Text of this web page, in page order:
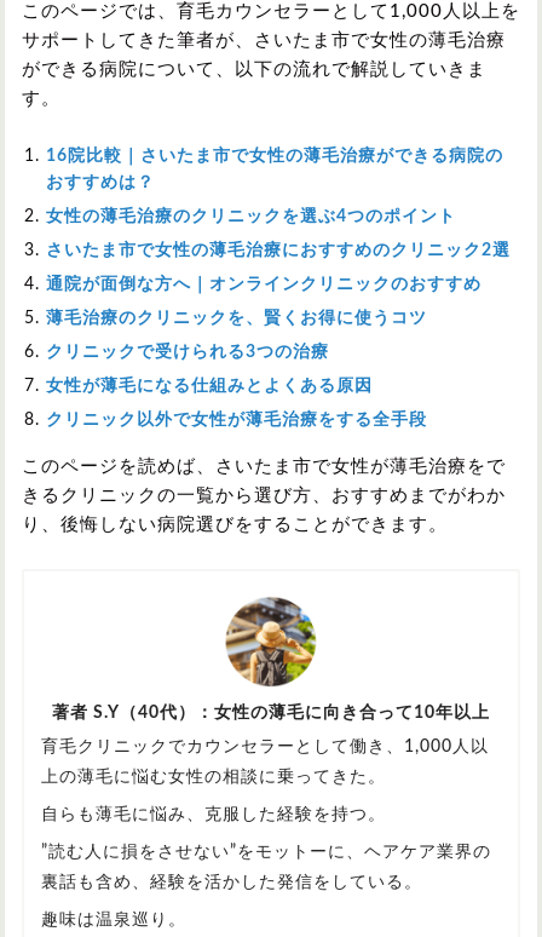
このページでは、育毛カウンセラーとして1,000人以上を
サポートしてきた筆者が、さいたま市で女性の薄毛治療
ができる病院について、以下の流れで解説していきま
す。
16院比較｜さいたま市で女性の薄毛治療ができる病院の
おすすめは？
女性の薄毛治療のクリニックを選ぶ4つのポイント
さいたま市で女性の薄毛治療におすすめのクリニック2選
通院が面倒な方へ｜オンラインクリニックのおすすめ
薄毛治療のクリニックを、賢くお得に使うコツ
クリニックで受けられる3つの治療
女性が薄毛になる仕組みとよくある原因
クリニック以外で女性が薄毛治療をする全手段
このページを読めば、さいたま市で女性が薄毛治療をで
きるクリニックの一覧から選び方、おすすめまでがわか
り、後悔しない病院選びをすることができます。
著者 S.Y（40代）：女性の薄毛に向き合って10年以上
育毛クリニックでカウンセラーとして働き、1,000人以
上の薄毛に悩む女性の相談に乗ってきた。
自らも薄毛に悩み、克服した経験を持つ。
”読む人に損をさせない”をモットーに、ヘアケア業界の
裏話も含め、経験を活かした発信をしている。
趣味は温泉巡り。